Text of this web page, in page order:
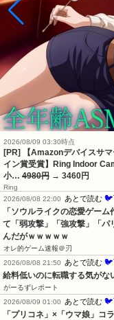
2026/08/09 03:30時点
[PR] 【Amazonデバイスサ
イン賞受賞】Ring Indoor
小… 4980円 → 3460円
Ring
2026/08/08 22:00
あとで読む
「ソウルライクの恋愛ゲー
て「弱攻撃」「強攻撃」「パ
んだがｗｗｗｗｗ
オレ的ゲーム速報＠刃
2026/08/08 21:50
あとで読む
給料低いのに転職する気がな
がーるずレポート
2026/08/09 01:00
あとで読む
「プリコネ」×「ウマ娘」コ